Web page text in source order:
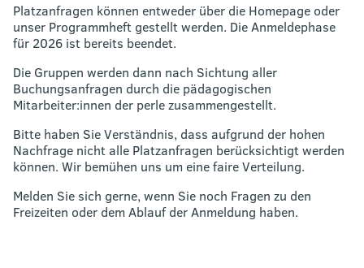
Platzanfragen können entweder über die Homepage oder
unser Programmheft gestellt werden. Die Anmeldephase
für 2026 ist bereits beendet.
Die Gruppen werden dann nach Sichtung aller
Buchungsanfragen durch die pädagogischen
Mitarbeiter:innen der perle zusammengestellt.
Bitte haben Sie Verständnis, dass aufgrund der hohen
Nachfrage nicht alle Platzanfragen berücksichtigt werden
können. Wir bemühen uns um eine faire Verteilung.
Melden Sie sich gerne, wenn Sie noch Fragen zu den
Freizeiten oder dem Ablauf der Anmeldung haben.